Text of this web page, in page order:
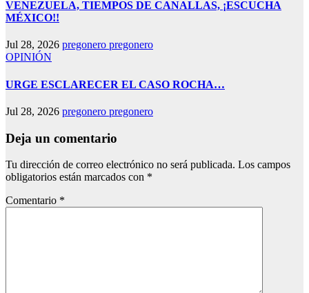
VENEZUELA, TIEMPOS DE CANALLAS, ¡ESCUCHA
MÉXICO!!
Jul 28, 2026 pregonero pregonero
OPINIÓN
URGE ESCLARECER EL CASO ROCHA…
Jul 28, 2026 pregonero pregonero
Deja un comentario
Tu dirección de correo electrónico no será publicada. Los campos
obligatorios están marcados con *
Comentario *